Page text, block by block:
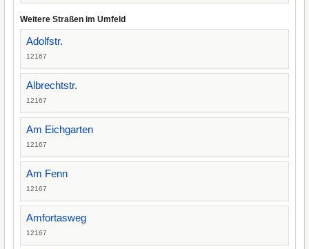
Weitere Straßen im Umfeld
Adolfstr.
12167
Albrechtstr.
12167
Am Eichgarten
12167
Am Fenn
12167
Amfortasweg
12167